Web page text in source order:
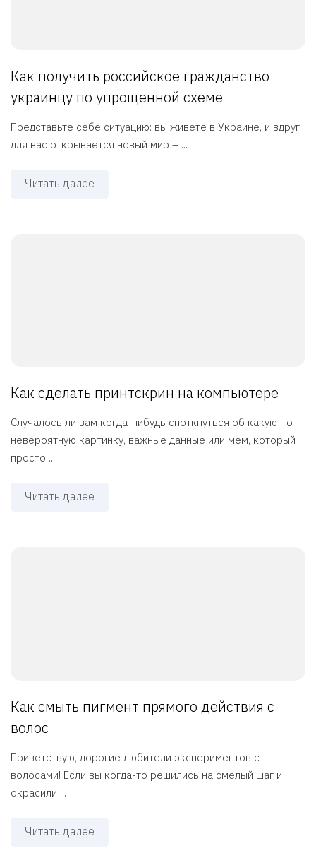
Как получить российское гражданство
украинцу по упрощенной схеме
Представьте себе ситуацию: вы живете в Украине, и вдруг
для вас открывается новый мир – ...
Читать далее
Как сделать принтскрин на компьютере
Случалось ли вам когда-нибудь споткнуться об какую-то
невероятную картинку, важные данные или мем, который
просто ...
Читать далее
Как смыть пигмент прямого действия с
волос
Приветствую, дорогие любители экспериментов с
волосами! Если вы когда-то решились на смелый шаг и
окрасили ...
Читать далее